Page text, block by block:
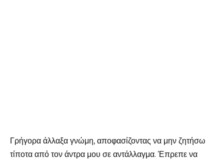
Γρήγορα άλλαξα γνώμη, αποφασίζοντας να μην ζητήσω
τίποτα από τον άντρα μου σε αντάλλαγμα. Έπρεπε να